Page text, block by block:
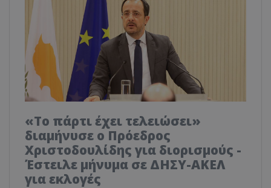
«Το πάρτι έχει τελειώσει»
διαμήνυσε ο Πρόεδρος
Χριστοδουλίδης για διορισμούς -
Έστειλε μήνυμα σε ΔΗΣΥ-ΑΚΕΛ
για εκλογές